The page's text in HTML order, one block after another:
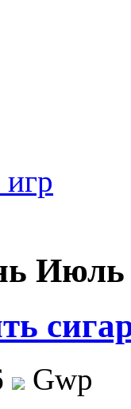
Июль
Gwp